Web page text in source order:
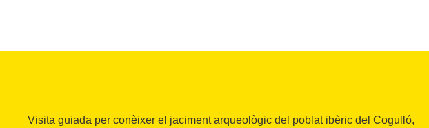
Visita guiada per conèixer el jaciment arqueològic del poblat ibèric del Cogulló,